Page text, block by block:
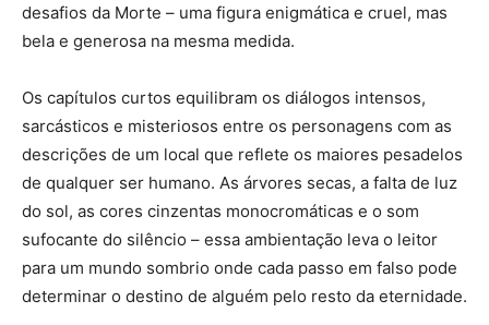
desafios da Morte – uma figura enigmática e cruel, mas
bela e generosa na mesma medida.
Os capítulos curtos equilibram os diálogos intensos,
sarcásticos e misteriosos entre os personagens com as
descrições de um local que reflete os maiores pesadelos
de qualquer ser humano. As árvores secas, a falta de luz
do sol, as cores cinzentas monocromáticas e o som
sufocante do silêncio – essa ambientação leva o leitor
para um mundo sombrio onde cada passo em falso pode
determinar o destino de alguém pelo resto da eternidade.